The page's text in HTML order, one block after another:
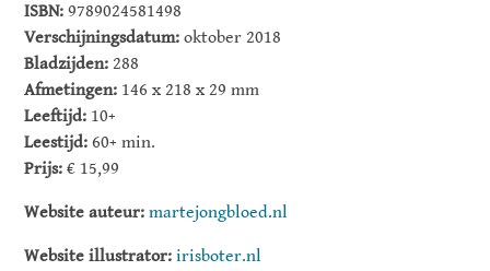
ISBN: 9789024581498
Verschijningsdatum:oktober 2018
Bladzijden: 288
Afmetingen: 146 x 218 x 29 mm
Leeftijd: 10+
Leestijd: 60+ min.
Prijs: € 15,99
Website auteur: martejongbloed.nl
Website illustrator: irisboter.nl